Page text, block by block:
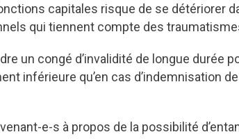
capitales risque de se détériorer
qui tiennent compte des
un congé d’invalidité de longue durée
inférieure qu’en cas d’indemnisation
e-s à propos de la possibilité